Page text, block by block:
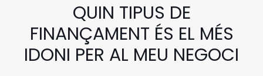
QUIN TIPUS DE
FINANÇAMENT ÉS EL MÉS
IDONI PER AL MEU NEGOCI